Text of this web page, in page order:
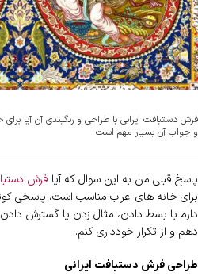
فرش دستبافت ایرانی با طراحی و رنگبندی آن آیا
و جواب آن بسیار مهم است
پاسخ قبلی من به این سوال که آیا فرش
برای خانه های اعراب مناسب است، پاسخی
دارم با بسط دادن، مثال زدن یا گسترش
دهم و از تکرار خودداری کنم.
طراحی فرش دستبافت ایرانی